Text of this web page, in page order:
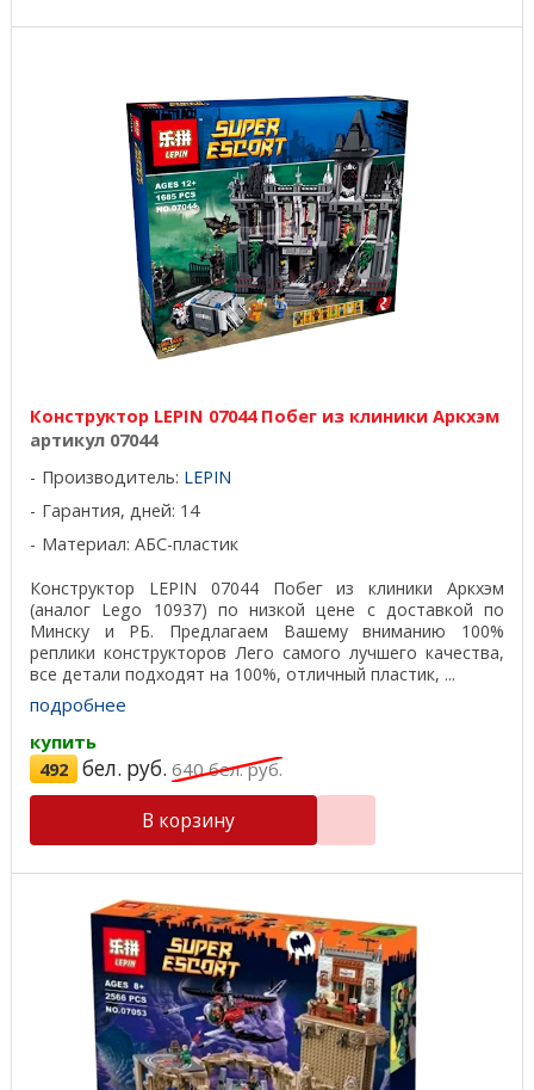
Конструктор LEPIN 07044 Побег из клиники Аркхэм
артикул 07044
Производитель: LEPIN
Гарантия, дней: 14
Материал: АБС-пластик
Конструктор LEPIN 07044 Побег из клиники Аркхэм
(аналог Lego 10937) по низкой цене с доставкой по
Минску и РБ. Предлагаем Вашему вниманию 100%
реплики конструкторов Лего самого лучшего качества,
все детали подходят на 100%, отличный пластик, ...
подробнее
купить
492 бел. руб. 640бел. руб.
В корзину